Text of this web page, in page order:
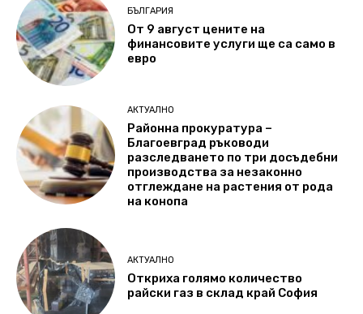
БЪЛГАРИЯ
От 9 август цените на
финансовите услуги ще са само в
евро
АКТУАЛНО
Районна прокуратура –
Благоевград ръководи
разследването по три досъдебни
производства за незаконно
отглеждане на растения от рода
на конопа
АКТУАЛНО
Откриха голямо количество
райски газ в склад край София